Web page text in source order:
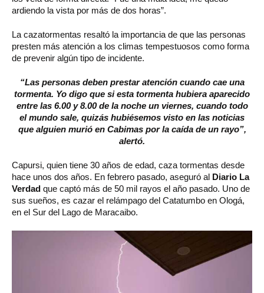
ardiendo la vista por más de dos horas”.
La cazatormentas resaltó la importancia de que las personas
presten más atención a los climas tempestuosos como forma
de prevenir algún tipo de incidente.
“Las personas deben prestar atención cuando cae una
tormenta. Yo digo que si esta tormenta hubiera aparecido
entre las 6.00 y 8.00 de la noche un viernes, cuando todo
el mundo sale, quizás hubiésemos visto en las noticias
que alguien murió en Cabimas por la caída de un rayo”,
alertó.
Capursi, quien tiene 30 años de edad, caza tormentas desde
hace unos dos años. En febrero pasado, aseguró al Diario La
Verdad que captó más de 50 mil rayos el año pasado. Uno de
sus sueños, es cazar el relámpago del Catatumbo en Ologá,
en el Sur del Lago de Maracaibo.